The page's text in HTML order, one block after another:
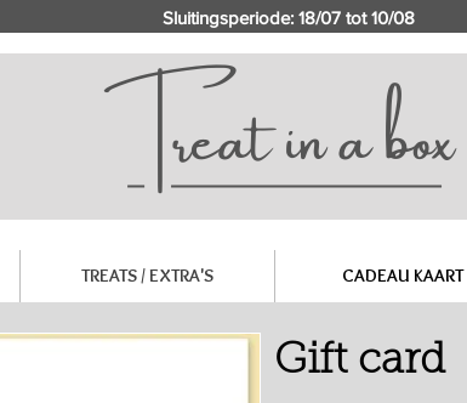
Sluitingsperiode: 18/07 tot 10/08
TREATS / EXTRA'S CADEAU KAART
Gift card